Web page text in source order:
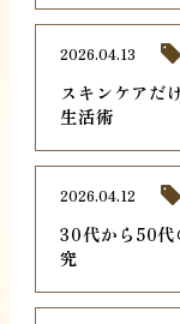
スキンケアだ
生活術
2026.04.13
30代から50代
究
2026.04.12